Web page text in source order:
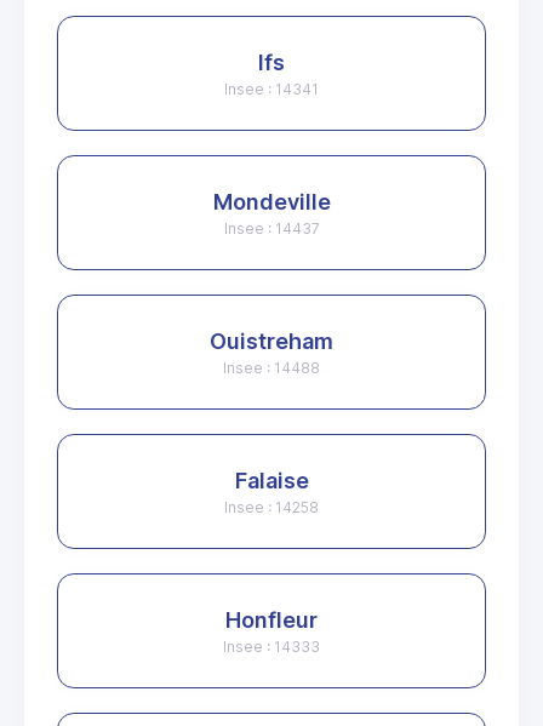
Ifs
Insee : 14341
Mondeville
Insee : 14437
Ouistreham
Insee : 14488
Falaise
Insee : 14258
Honfleur
Insee : 14333